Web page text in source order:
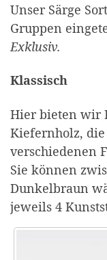
Unser Särge
Gruppen
Exklusiv.
Klassisch
Hier bieten wir
Kiefernholz,
verschiedenen
Sie können
Dunkelbraun
jeweils 4